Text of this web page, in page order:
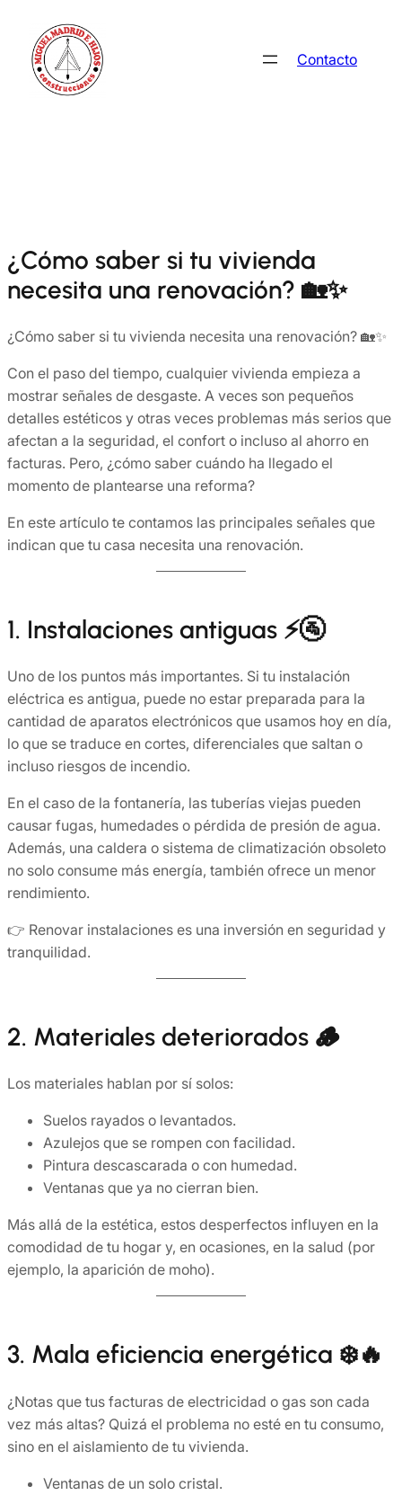
contenido
Contacto
¿Cómo saber si tu vivienda
necesita una renovación? 🏡✨
¿Cómo saber si tu vivienda necesita una renovación? 🏡✨
Con el paso del tiempo, cualquier vivienda empieza a
mostrar señales de desgaste. A veces son pequeños
detalles estéticos y otras veces problemas más serios que
afectan a la seguridad, el confort o incluso al ahorro en
facturas. Pero, ¿cómo saber cuándo ha llegado el
momento de plantearse una reforma?
En este artículo te contamos las principales señales que
indican que tu casa necesita una renovación.
1. Instalaciones antiguas ⚡🚰
Uno de los puntos más importantes. Si tu instalación
eléctrica es antigua, puede no estar preparada para la
cantidad de aparatos electrónicos que usamos hoy en día,
lo que se traduce en cortes, diferenciales que saltan o
incluso riesgos de incendio.
En el caso de la fontanería, las tuberías viejas pueden
causar fugas, humedades o pérdida de presión de agua.
Además, una caldera o sistema de climatización obsoleto
no solo consume más energía, también ofrece un menor
rendimiento.
👉 Renovar instalaciones es una inversión en seguridad y
tranquilidad.
2. Materiales deteriorados 🪵
Los materiales hablan por sí solos:
Suelos rayados o levantados.
Azulejos que se rompen con facilidad.
Pintura descascarada o con humedad.
Ventanas que ya no cierran bien.
Más allá de la estética, estos desperfectos influyen en la
comodidad de tu hogar y, en ocasiones, en la salud (por
ejemplo, la aparición de moho).
3. Mala eficiencia energética ❄️🔥
¿Notas que tus facturas de electricidad o gas son cada
vez más altas? Quizá el problema no esté en tu consumo,
sino en el aislamiento de tu vivienda.
Ventanas de un solo cristal.